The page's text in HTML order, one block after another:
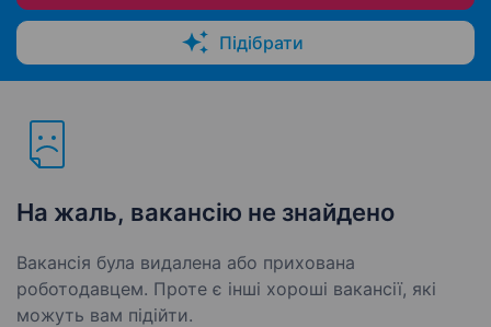
Підібрати
На жаль, вакансію не знайдено
Вакансія була видалена або прихована
роботодавцем. Проте є інші хороші вакансії, які
можуть вам підійти.